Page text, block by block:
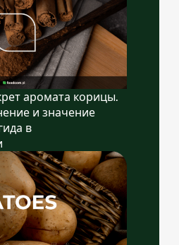
аромата корицы.
и значение
в